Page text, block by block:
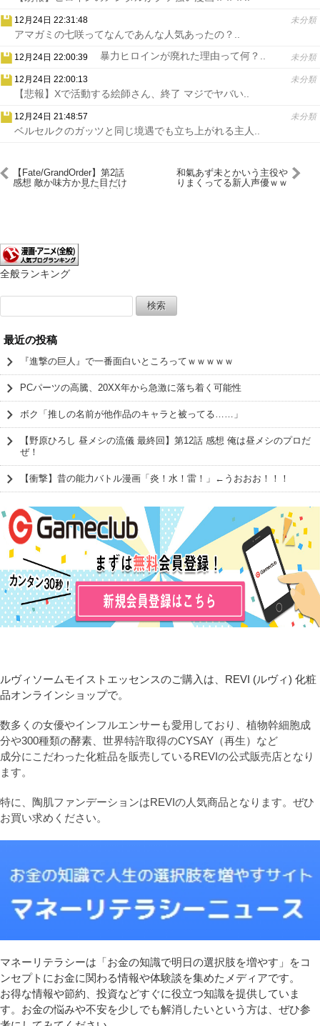
12月24日 22:31:48 未分類
アマガミの七咲ってなんであんな人気あったの？..
12月24日 22:00:39 未分類
暴力ヒロインが廃れた理由って何？..
12月24日 22:00:13 未分類
【悲報】Xで活動する絵師さん、終了 マジでヤバい..
12月24日 21:48:57 未分類
ベルセルクのガッツと同じ境遇でも立ち上がれる主人..
【Fate/GrandOrder】第2話
感想 敵か味方か見た目だけ
和氣あず未とかいう主役や
りまくってる新人声優ｗｗ
全般ランキング
索:
最近の投稿
『進撃の巨人』で一番面白いところってｗｗｗｗｗ
PCパーツの高騰、20XX年から急激に落ち着く可能性
ボク「推しの名前が他作品のキャラと被ってる……」
【野原ひろし 昼メシの流儀 最終回】第12話 感想 俺は昼メシのプロだ
ぜ！
【衝撃】昔の能力バトル漫画「炎！水！雷！」←うおおお！！！
ルヴィソームモイストエッセンスのご購入は、REVI (ルヴィ) 化粧
品オンラインショップで。
数多くの女優やインフルエンサーも愛用しており、植物幹細胞成
分や300種類の酵素、世界特許取得のCYSAY（再生）など
成分にこだわった化粧品を販売しているREVIの公式販売店となり
ます。
特に、陶肌ファンデーションはREVIの人気商品となります。ぜひ
お買い求めください。
マネーリテラシーは「お金の知識で明日の選択肢を増やす」をコ
ンセプトにお金に関わる情報や体験談を集めたメディアです。
お得な情報や節約、投資などすぐに役立つ知識を提供していま
す。お金の悩みや不安を少しでも解消したいという方は、ぜひ参